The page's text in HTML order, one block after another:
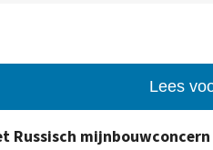
Lees
Russisch